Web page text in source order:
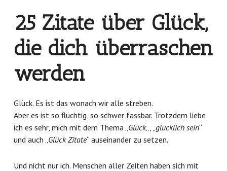
25 Zitate über Glück,
die dich überraschen
werden
Glück. Es ist das wonach wir alle streben.
Aber es ist so flüchtig, so schwer fassbar. Trotzdem liebe
ich es sehr, mich mit dem Thema „Glück„, „glücklich sein“
und auch „Glück Zitate“ auseinander zu setzen.
Und nicht nur ich. Menschen aller Zeiten haben sich mit